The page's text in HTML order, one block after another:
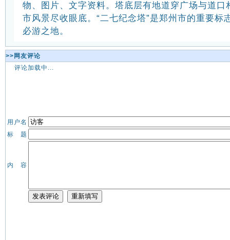
物、图片、文字资料。塔底层有地道穿广场与道口
市风景尽收眼底。“二七纪念塔”是郑州市的重要标
必游之地。
>>网友评论
评论加载中...
用户名
标 题
内 容